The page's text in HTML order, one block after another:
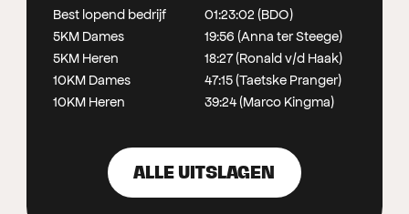
Best lopend bedrijf
01:23:02 (BDO)
5KM Dames
19:56 (Anna ter Steege)
5KM Heren
18:27 (Ronald v/d Haak)
10KM Dames
47:15 (Taetske Pranger)
10KM Heren
39:24 (Marco Kingma)
ALLE UITSLAGEN